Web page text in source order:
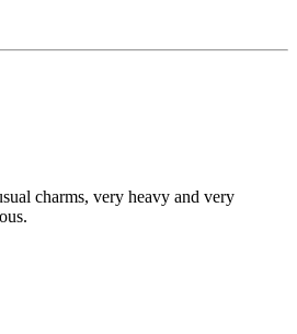
charms, very heavy and very